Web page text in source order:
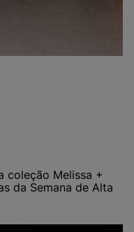
coleção Melissa +
da Semana de Alta